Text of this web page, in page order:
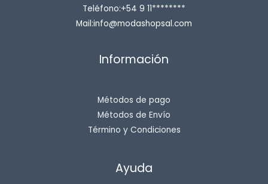
Teléfono:+54 9 11********
Mail:info@modashopsal.com
Información
Métodos de pago
Métodos de Envío
Término y Condiciones
Ayuda